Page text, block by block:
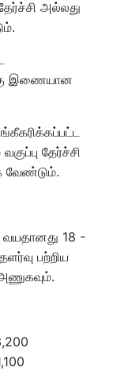
அல்லது
இணையான
தேர்ச்சி
வேண்டும்.
18 -
பற்றிய